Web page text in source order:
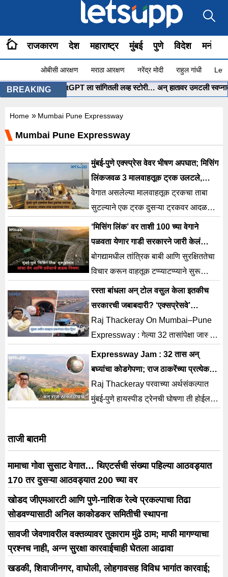
राजकारण देश महाराष्ट्र मुंबई पुणे विदेश
ओबीसी आरक्षण मराठा आरक्षण नरेंद्र मोदी राहुल गांधी
BREAKING
मुंबईच्या पोरीनं ChatGPT ला सांगितली लव्ह स्टोरी… अन् हातावर उमटली
Home » Mumbai Pune Expressway
Mumbai Pune Expressway
मुंबई-पुणे एक्स्प्रेस वेवर भीषण अपघात; मिसिंग
लिंकजवळ 3 मालवाहतूक ट्रक उलटले,
दोघांचा जागीच मृत्यू
वेगात असलेल्या मालवाहतूक ट्रकचा ताबा
सुटल्याने एक ट्रक दुसऱ्या ट्रकवर आदळला
आणि त्यानंतर सलग तीन ट्रक उलटल्याची
माहिती समोर येत आहे.
‘मिसिंग लिंक’ वर ताशी 100 च्या वेगाने
पळवता येणार गाडी सरकारने जारी केलं
नोटिफिकेशन
बोगद्यामधील तांत्रिक बाबी आणि सुरक्षिततेचा
विचार करून वाहतूक टप्प्याटप्प्याने सुरू
करण्याचा निर्णय घेण्यात आला आहे.
रस्ता बांधला अन् टोल वसुल केला इतकीच
सरकारची जबाबदारी? ‘एक्सप्रेसवे’
प्रकरणात राज ठाकरे भडकले
Raj Thackeray On Mumbai–Pune
Expressway : गेल्या 32 तासांपेक्षा जास्त
काळ बंद असणाऱ्या मुंबई - पुणे द्रुतगती
मार्गामुळे प्रवाशांना प्रचंड
Expressway Jam : 32 तास अन्
बघ्यांचा कोडगेपणा; राज ठाकरेंच्या प्रत्येक
शब्दांत ‘वार’
Raj Thackeray परवाच्या अर्थसंकल्पात
मुंबई-पुणे हायस्पीड ट्रेनची घोषणा ती होईल
ताजी बातमी
मामाचा गोवा सुसाट वेगात… थिएटर्सची संख्या पहिल्या आठवड्यात
170 तर दुसऱ्या आठवड्यात 200 च्या वर
खोडद जीएमआरटी आणि पुणे-नाशिक रेल्वे प्रकल्पाचा तिढा
सोडवण्यासाठी अनिल काकोडकर समितीची स्थापना
सावजी जेवणावरील वक्तव्यावर तुकाराम मुंढे ठाम; माफी मागण्याचा
प्रश्नच नाही, अन्न सुरक्षा कारवाईचाही घेतला आढावा
खडकी, शिवाजीनगर, वाघोली, लोहगावसह विविध भागांत कारवाई;